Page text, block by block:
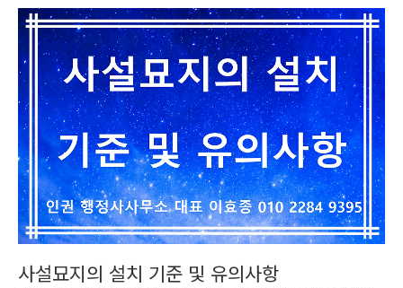
다고 하더라도 동일지번에 포함된 건축물에 대해서는 하나의 농어촌민박으
로 신고가 가능 하나 부속용도 및 부속건축물을 포함한 전체 단독주택의
연면적 합계가 230㎡를 미만이어야 함. - 복합 용도 건축물에 대해서는, 건
축물 대장 상 건물의 주용도가 주택이면서 타용도의 면적이 주택보다 작은
..
사설묘지의 설치 기준 및 유의사항